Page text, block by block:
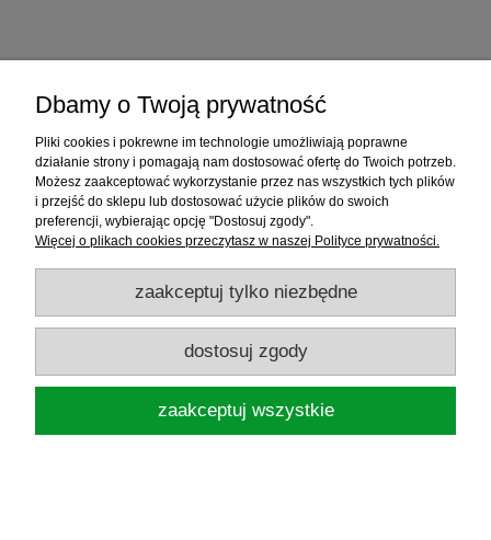
KONGER WĘDKA CORRAL BOLOGNESE
500 - 5M DO 25G
87,00 zł
Dbamy o Twoją prywatność
Pliki cookies i pokrewne im technologie umożliwiają poprawne
działanie strony i pomagają nam dostosować ofertę do Twoich potrzeb.
Możesz zaakceptować wykorzystanie przez nas wszystkich tych plików
i przejść do sklepu lub dostosować użycie plików do swoich
preferencji, wybierając opcję "Dostosuj zgody".
Więcej o plikach cookies przeczytasz w naszej Polityce prywatności.
zaakceptuj tylko niezbędne
dostosuj zgody
zaakceptuj wszystkie